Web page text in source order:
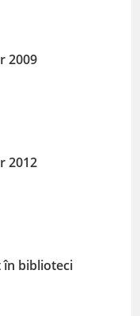
2009
2012
în biblioteci